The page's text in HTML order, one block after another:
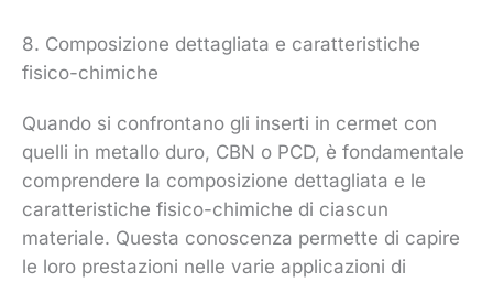
8. Composizione dettagliata e caratteristiche
fisico-chimiche
Quando si confrontano gli inserti in cermet con
quelli in metallo duro, CBN o PCD, è fondamentale
comprendere la composizione dettagliata e le
caratteristiche fisico-chimiche di ciascun
materiale. Questa conoscenza permette di capire
le loro prestazioni nelle varie applicazioni di